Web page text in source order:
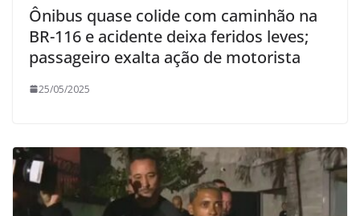
Ônibus quase colide com caminhão na
BR-116 e acidente deixa feridos leves;
passageiro exalta ação de motorista
25/05/2025